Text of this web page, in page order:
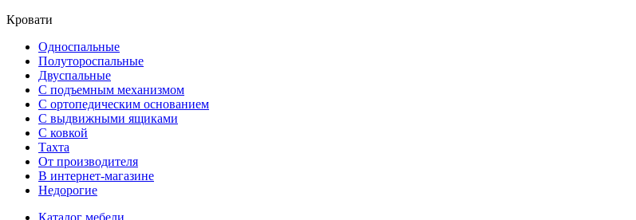
Кровати
Односпальные
Полутороспальные
Двуспальные
С подъемным механизмом
С ортопедическим основанием
С выдвижными ящиками
С ковкой
Тахта
От производителя
В интернет-магазине
Недорогие
Каталог мебели